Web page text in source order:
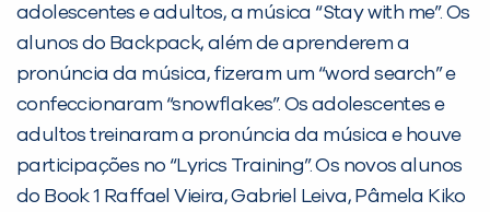
adolescentes e adultos, a música “Stay with me”. Os
alunos do Backpack, além de aprenderem a
pronúncia da música, fizeram um “word search” e
confeccionaram “snowflakes”. Os adolescentes e
adultos treinaram a pronúncia da música e houve
participações no “Lyrics Training”. Os novos alunos
do Book 1 Raffael Vieira, Gabriel Leiva, Pâmela Kiko
Desculpe!
Não encontramos nenhuma unidade
inFlux nesta cidade ou bairro que
você digitou.